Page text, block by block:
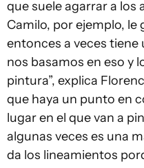
que suele agarrar a los
Camilo, por ejemplo, le
entonces a veces tiene
nos basamos en eso y
pintura”, explica
que haya un punto en
lugar en el que van a
algunas veces es una
da los lineamientos